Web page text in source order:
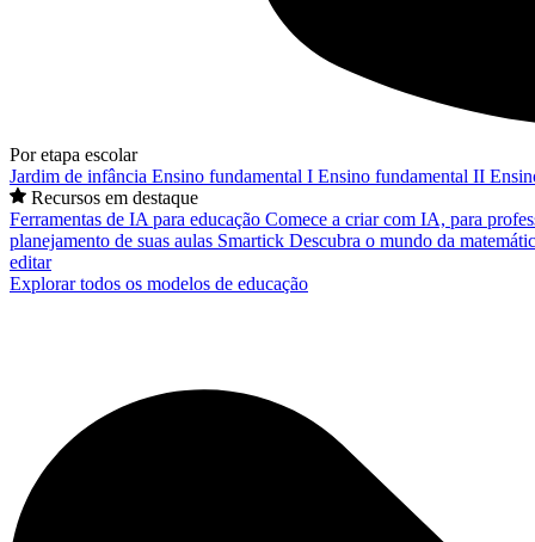
Por etapa escolar
Jardim de infância Ensino fundamental I Ensino fundamental II
Recursos em destaque
Ferramentas de IA para educação Comece a criar com IA, para
planejamento de suas aulas Smartick Descubra o mundo da
editar
Explorar todos os modelos de educação